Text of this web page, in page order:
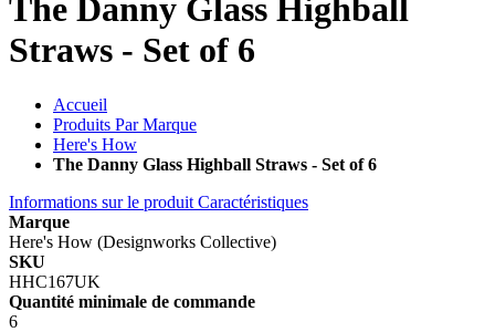
The Danny Glass Highball
Straws - Set of 6
Accueil
Produits Par Marque
Here's How
The Danny Glass Highball Straws - Set of 6
Informations sur le produit Caractéristiques
Marque
Here's How (Designworks Collective)
SKU
HHC167UK
Quantité minimale de commande
6